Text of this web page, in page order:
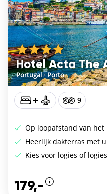
Hotel Acta The
Portugal/Porto
9
Op loopafstand van
Heerlijk dakterras met
Kies voor logies of
179,-